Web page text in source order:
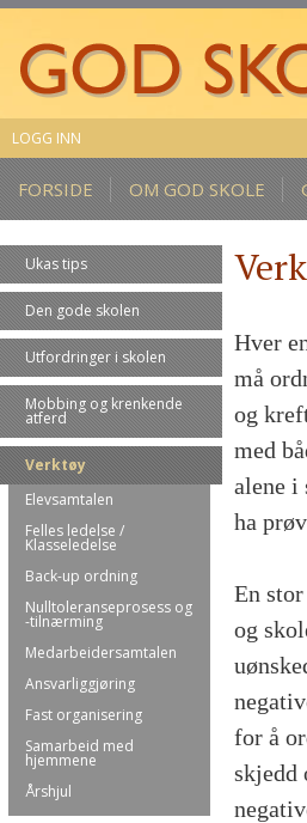
LOGG INN
FORSIDE OM GOD SKOLE
Ukas tips
Den gode skolen
Utfordringer i skolen
Mobbing og krenkende
atferd
Verktøy
Elevsamtalen
Felles ledelse /
Klasseledelse
Back-up ordning
Nulltoleranseprosess og
-tilnærming
Medarbeidersamtalen
Ansvarliggjøring
Fast organisering
Samarbeid med
hjemmene
Årshjul
Hver
må
og
med
alene i
ha
En
og
for å
skjedd